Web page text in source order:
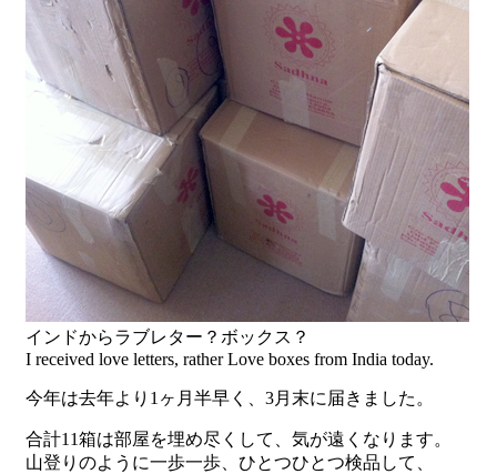
インドからラブレター？ボックス？
I received love letters, rather Love boxes from India today.
今年は去年より1ヶ月半早く、3月末に届きました。
合計11箱は部屋を埋め尽くして、気が遠くなります。
山登りのように一歩一歩、ひとつひとつ検品して、